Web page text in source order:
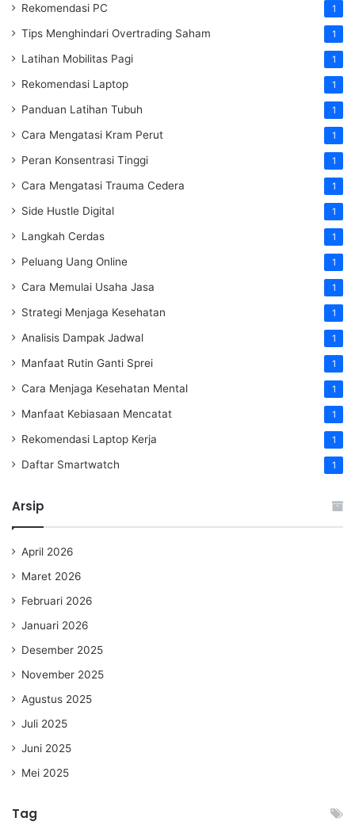
Rekomendasi PC 1
Tips Menghindari Overtrading Saham 1
Latihan Mobilitas Pagi 1
Rekomendasi Laptop 1
Panduan Latihan Tubuh 1
Cara Mengatasi Kram Perut 1
Peran Konsentrasi Tinggi 1
Cara Mengatasi Trauma Cedera 1
Side Hustle Digital 1
Langkah Cerdas 1
Peluang Uang Online 1
Cara Memulai Usaha Jasa 1
Strategi Menjaga Kesehatan 1
Analisis Dampak Jadwal 1
Manfaat Rutin Ganti Sprei 1
Cara Menjaga Kesehatan Mental 1
Manfaat Kebiasaan Mencatat 1
Rekomendasi Laptop Kerja 1
Daftar Smartwatch 1
Arsip
April 2026
Maret 2026
Februari 2026
Januari 2026
Desember 2025
November 2025
Agustus 2025
Juli 2025
Juni 2025
Mei 2025
Tag